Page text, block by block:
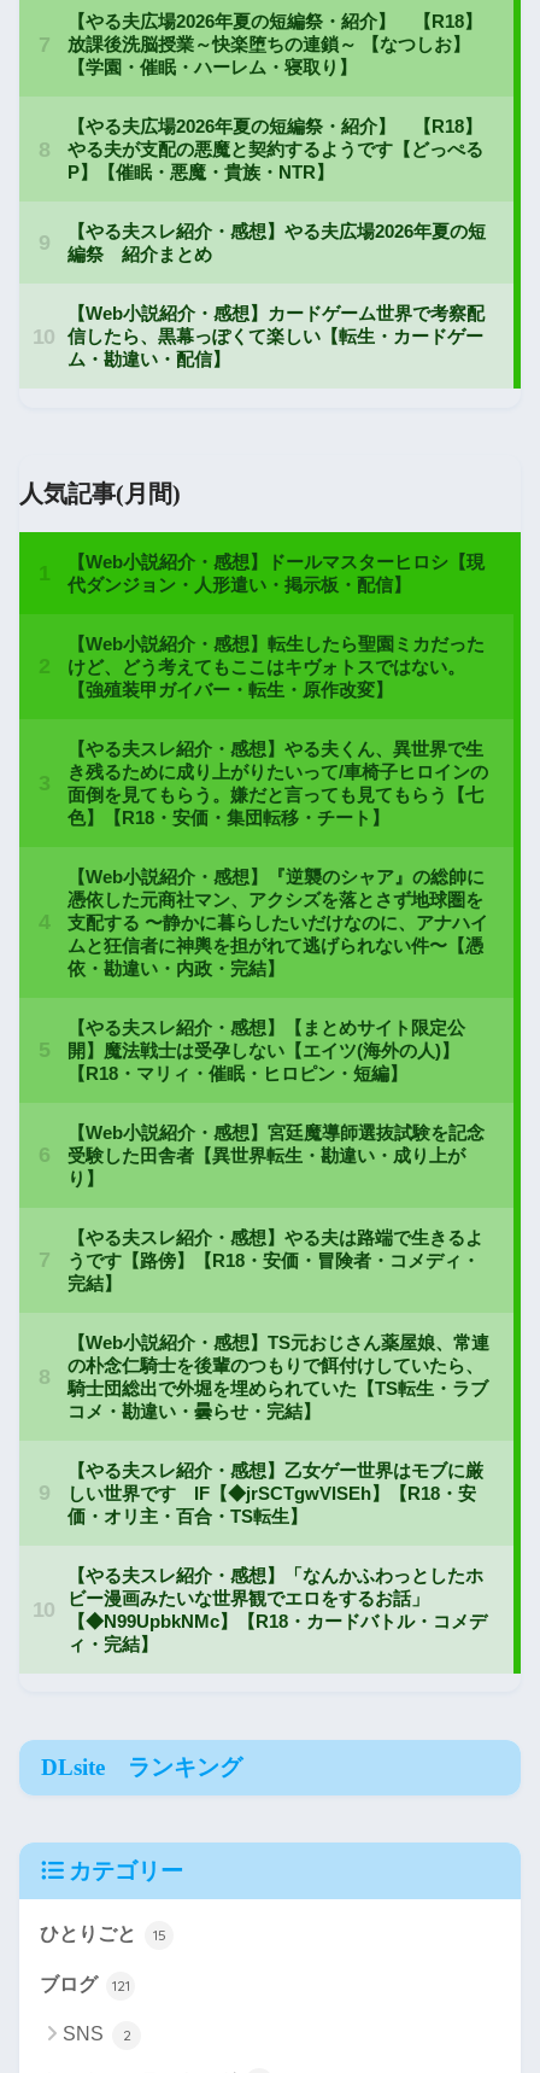
人気記事(月間)
DLsite ランキング
カテゴリー
ひとりごと 15
ブログ 121
SNS 2